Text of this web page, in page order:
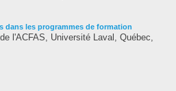
dans les programmes de formation
l'ACFAS, Université Laval, Québec,